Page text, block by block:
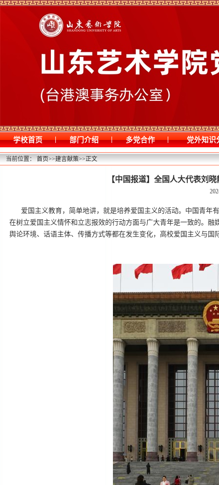
学校首页 | 部门介绍 | 多党合作 | 党外知识
当前位置：首页>>建言献策>>正文
【中国报道】全国人大代表刘
爱国主义教育，简单地讲，就是培养爱国主义的活动。中国青年
在树立爱国主义情怀和立志报效的行动方面与广大青年是一致的。
舆论环境、话语主体、传播方式等都在发生变化，高校爱国主义与国